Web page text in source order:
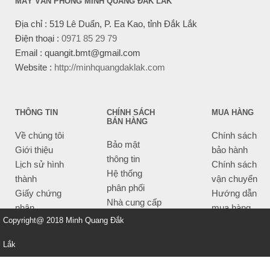
Địa chỉ : 519 Lê Duẩn, P. Ea Kao, tỉnh Đắk Lắk
Điện thoại : 0971 85 29 79
Email : quangit.bmt@gmail.com
Website : http://minhquangdaklak.com
THÔNG TIN
Về chúng tôi
Giới thiệu
Lịch sử hình
thành
Giấy chứng
nhận
CHÍNH SÁCH
BÁN HÀNG
Bảo mật
thông tin
Hệ thống
phân phối
Nhà cung cấp
Tiêu chí bán
MUA HÀNG
Chính sách
bảo hành
Chính sách
vận chuyển
Hướng dẫn
mua hàng
Copyright@ 2018 Minh Quang Đắk
Lắk